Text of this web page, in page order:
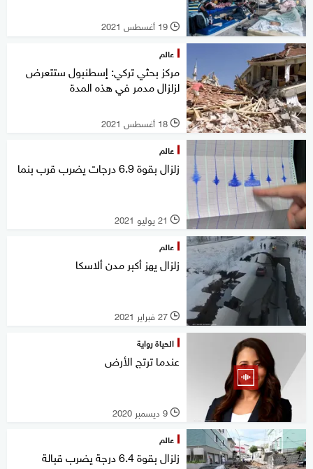
l 19 أغسطس 2021
عالم
مركز بحثي تركي: إسطنبول ستتعرض
لزلزال مدمر في هذه المدة
l 18 أغسطس 2021
عالم
زلزال بقوة 6.9 درجات يضرب قرب بنما
l 21 يوليو 2021
عالم
زلزال يهز أكبر مدن ألاسكا
l 27 فبراير 2021
الحياة رواية
عندما ترتج الأرض
l 9 ديسمبر 2020
عالم
زلزال بقوة 6.4 درجة يضرب قبالة